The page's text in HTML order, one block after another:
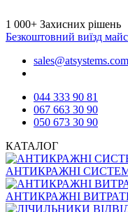
1 000+ Захисних рішень
Безкоштовний виїзд
044 333 90 81
067 663 30 90
050 673 30 90
КАТАЛОГ
АНТИКРАЖНІ
АНТИКРАЖНІ